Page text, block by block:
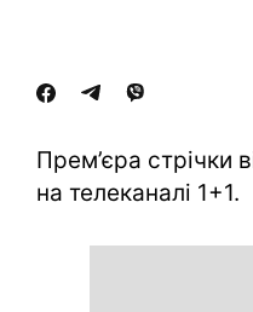
Прем’єра стрічки
на телеканалі 1+1.